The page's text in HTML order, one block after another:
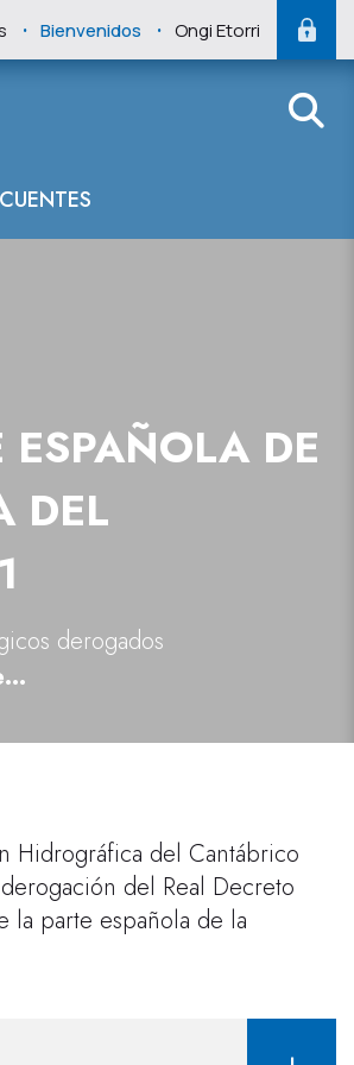
. Bienvenidos . Ongi Etorri
de la
DE
DEL
derogados
Plan Hidrológico de la parte española de la Demarcación Hidrográfica del Cantábrico Oriental 2015-2021
Hidrográfica del Cantábrico
del Real Decreto
parte española de la